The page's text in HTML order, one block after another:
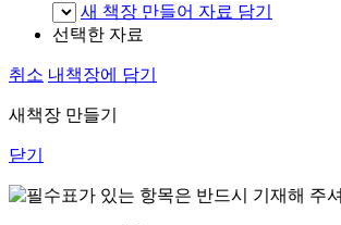
새 책장 만들어 자료 담기
선택한 자료
취소 내책장에 담기
새책장 만들기
닫기
표가 있는 항목은 반드시 기재해 주